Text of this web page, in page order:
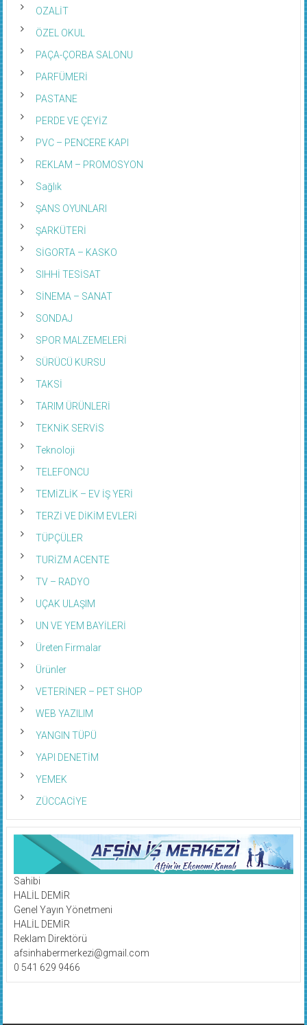
OZALİT
ÖZEL OKUL
PAÇA-ÇORBA SALONU
PARFÜMERİ
PASTANE
PERDE VE ÇEYİZ
PVC – PENCERE KAPI
REKLAM – PROMOSYON
Sağlık
ŞANS OYUNLARI
ŞARKÜTERİ
SİGORTA – KASKO
SIHHİ TESİSAT
SİNEMA – SANAT
SONDAJ
SPOR MALZEMELERİ
SÜRÜCÜ KURSU
TAKSİ
TARIM ÜRÜNLERİ
TEKNİK SERVİS
Teknoloji
TELEFONCU
TEMİZLİK – EV İŞ YERİ
TERZİ VE DİKİM EVLERİ
TÜPÇÜLER
TURİZM ACENTE
TV – RADYO
UÇAK ULAŞIM
UN VE YEM BAYİLERİ
Üreten Firmalar
Ürünler
VETERİNER – PET SHOP
WEB YAZILIM
YANGIN TÜPÜ
YAPI DENETİM
YEMEK
ZÜCCACİYE
Sahibi
HALİL DEMİR
Genel Yayın Yönetmeni
HALİL DEMİR
Reklam Direktörü
afsinhabermerkezi@gmail.com
0 541 629 9466